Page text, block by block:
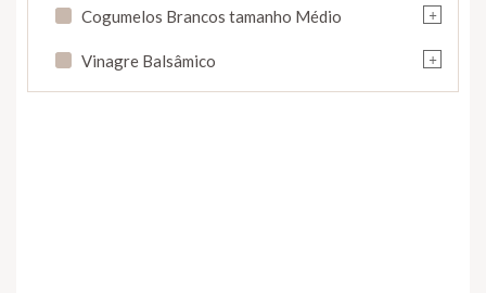
+
Cogumelos Brancos tamanho Médio
+
Vinagre Balsâmico